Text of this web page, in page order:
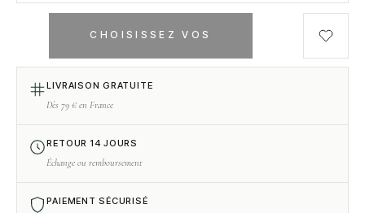
CHOISISSEZ VOS
LIVRAISON GRATUITE
Dès 79 € en France
RETOUR 14 JOURS
Échange ou remboursement
PAIEMENT SÉCURISÉ